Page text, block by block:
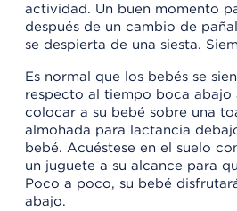
actividad. Un buen momento
después de un cambio de
se despierta de una siesta.
Es normal que los bebés se
respecto al tiempo boca abajo
colocar a su bebé sobre una
almohada para lactancia
bebé. Acuéstese en el suelo
un juguete a su alcance para
Poco a poco, su bebé
abajo.